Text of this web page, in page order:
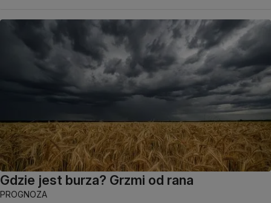
Gdzie jest burza? Grzmi od rana
PROGNOZA